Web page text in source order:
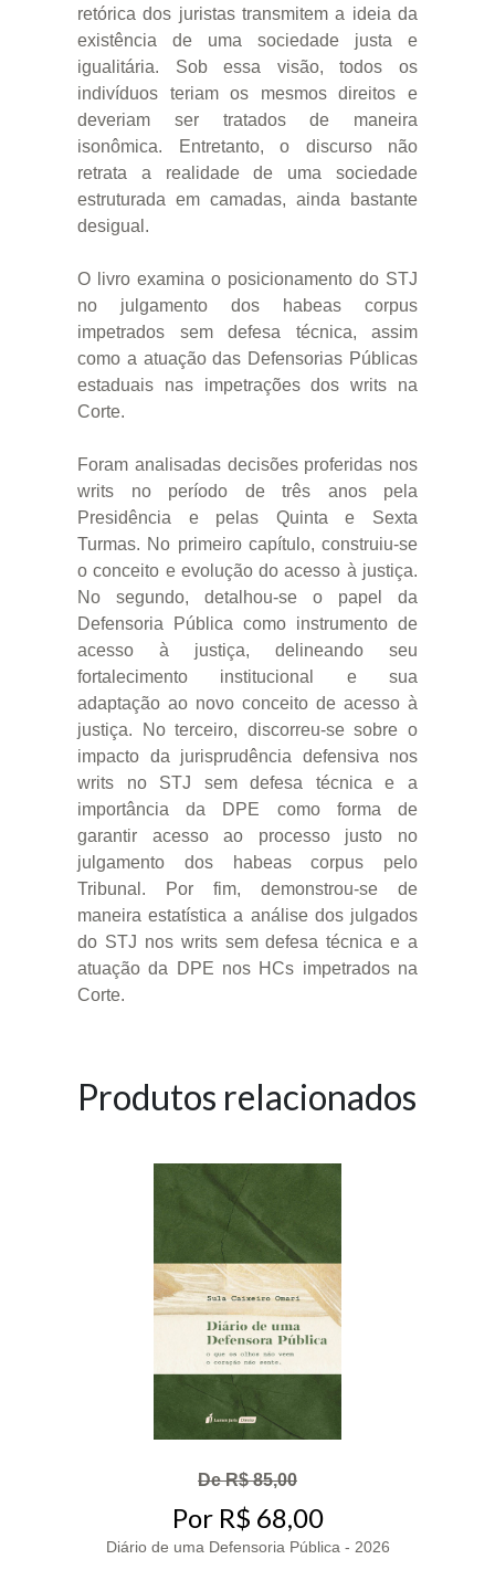
retórica dos juristas transmitem a ideia da
existência de uma sociedade justa e
igualitária. Sob essa visão, todos os
indivíduos teriam os mesmos direitos e
deveriam ser tratados de maneira
isonômica. Entretanto, o discurso não
retrata a realidade de uma sociedade
estruturada em camadas, ainda bastante
desigual.
O livro examina o posicionamento do STJ
no julgamento dos habeas corpus
impetrados sem defesa técnica, assim
como a atuação das Defensorias Públicas
estaduais nas impetrações dos writs na
Corte.
Foram analisadas decisões proferidas nos
writs no período de três anos pela
Presidência e pelas Quinta e Sexta
Turmas. No primeiro capítulo, construiu-se
o conceito e evolução do acesso à justiça.
No segundo, detalhou-se o papel da
Defensoria Pública como instrumento de
acesso à justiça, delineando seu
fortalecimento institucional e sua
adaptação ao novo conceito de acesso à
justiça. No terceiro, discorreu-se sobre o
impacto da jurisprudência defensiva nos
writs no STJ sem defesa técnica e a
importância da DPE como forma de
garantir acesso ao processo justo no
julgamento dos habeas corpus pelo
Tribunal. Por fim, demonstrou-se de
maneira estatística a análise dos julgados
do STJ nos writs sem defesa técnica e a
atuação da DPE nos HCs impetrados na
Corte.
Produtos relacionados
De R$ 85,00
Por R$ 68,00
Diário de uma Defensoria Pública - 2026